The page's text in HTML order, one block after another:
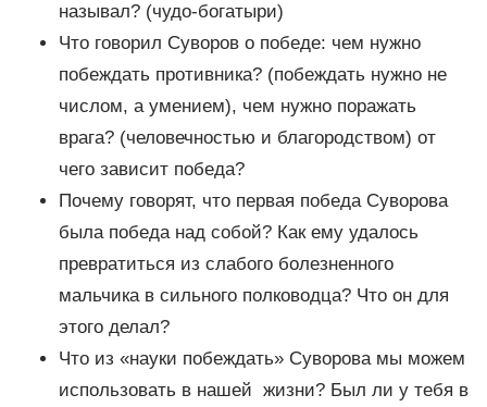
называл? (чудо-богатыри)
Что говорил Суворов о победе: чем нужно
побеждать противника? (побеждать нужно не
числом, а умением), чем нужно поражать
врага? (человечностью и благородством) от
чего зависит победа?
Почему говорят, что первая победа Суворова
была победа над собой? Как ему удалось
превратиться из слабого болезненного
мальчика в сильного полководца? Что он для
этого делал?
Что из «науки побеждать» Суворова мы можем
использовать в нашей жизни? Был ли у тебя в